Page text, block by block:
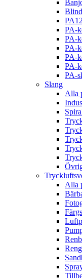
PA-
PA-
PA-
PA-
PA-
PA-
Slang
Alla
Alla